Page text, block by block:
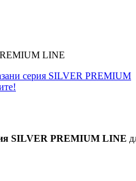
LINE
SILVER PREMIUM LINE